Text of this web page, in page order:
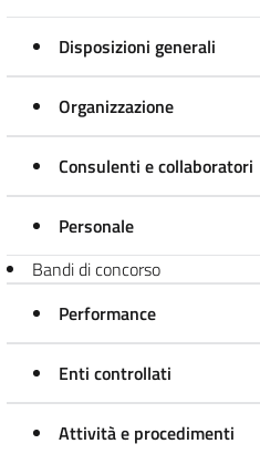
Disposizioni generali
Organizzazione
Consulenti e collaboratori
Personale
Bandi di concorso
Performance
Enti controllati
Attività e procedimenti